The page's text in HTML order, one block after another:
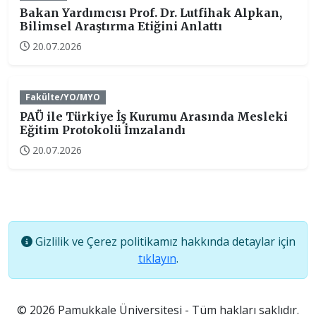
Bakan Yardımcısı Prof. Dr. Lutfihak Alpkan,
Bilimsel Araştırma Etiğini Anlattı
20.07.2026
Fakülte/YO/MYO
PAÜ ile Türkiye İş Kurumu Arasında Mesleki
Eğitim Protokolü İmzalandı
20.07.2026
Gizlilik ve Çerez politikamız hakkında detaylar için
tıklayın.
© 2026 Pamukkale Üniversitesi - Tüm hakları saklıdır.